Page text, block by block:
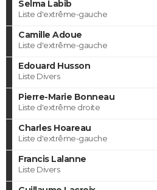
Selma Labib
Liste d'extrême-gauche
Camille Adoue
Liste d'extrême-gauche
Edouard Husson
Liste Divers
Pierre-Marie Bonneau
Liste d'extrême droite
Charles Hoareau
Liste d'extrême-gauche
Francis Lalanne
Liste Divers